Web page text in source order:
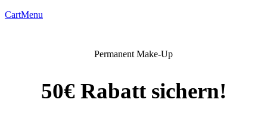
CartMenu
Permanent Make-Up
50€ Rabatt sichern!